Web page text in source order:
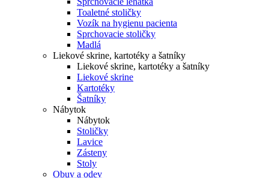
Toaletné stoličky
Vozík na hygienu pacienta
Sprchovacie stoličky
Madlá
Liekové skrine, kartotéky a šatníky
Liekové skrine, kartotéky a šatníky
Liekové skrine
Kartotéky
Šatníky
Nábytok
Nábytok
Stoličky
Lavice
Zásteny
Stoly
Obuv a odev